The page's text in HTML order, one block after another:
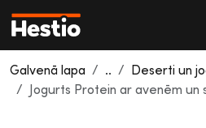
Galvenā lapa ..
Deserti un
Jogurts Protein ar avenēm un